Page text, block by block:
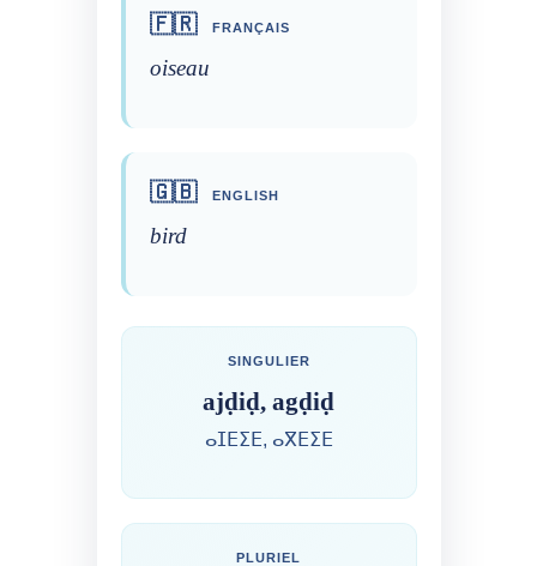
🇫🇷 FRANÇAIS
oiseau
🇬🇧 ENGLISH
bird
SINGULIER
ajḍiḍ, agḍiḍ
ⴰⵊⴹⵉⴹ, ⴰⴳⴹⵉⴹ
PLURIEL